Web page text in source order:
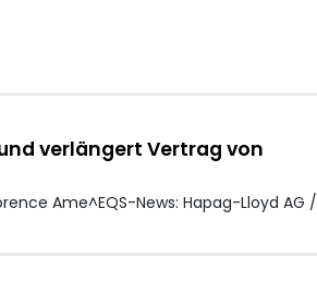
verlängert Vertrag von
Ame^EQS-News: Hapag-Lloyd AG /